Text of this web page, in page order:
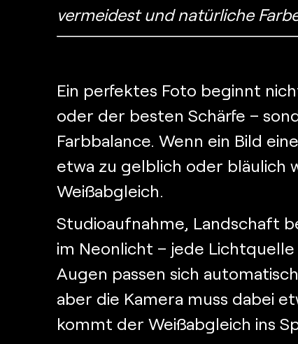
vermeidest und natürliche
Ein perfektes Foto beginnt
oder der besten Schärfe –
Farbbalance. Wenn ein Bild
etwa zu gelblich oder bläulich
Weißabgleich.
Studioaufnahme, Landschaft
im Neonlicht – jede
Augen passen sich
aber die Kamera muss dabei
kommt der Weißabgleich ins